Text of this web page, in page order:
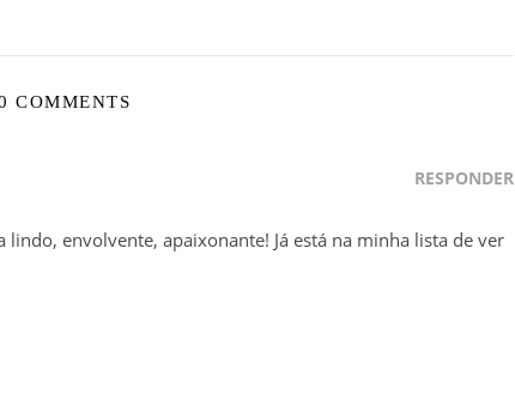
COMMENTS
RESPONDER
envolvente, apaixonante! Já está na minha lista de ver